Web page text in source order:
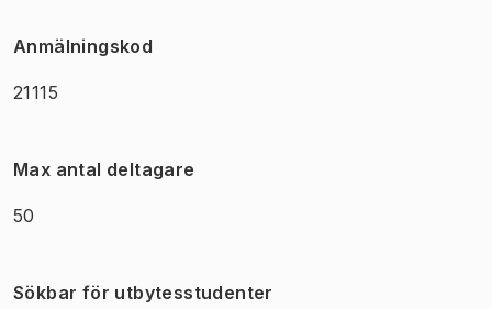
Anmälningskod
21115
Max antal deltagare
50
Sökbar för utbytesstudenter